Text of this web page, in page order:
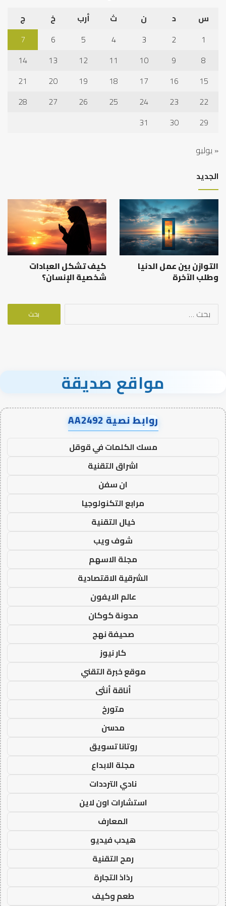
س
د ن ث أرب خ
ج
1
2
3
4
5
6
7
8
9
10
11
12
13
14
15
16
17
18
19
20
21
22
23
24
25
26
27
28
29
30
31
« يوليو
الجديد
التوازن بين عمل الدنيا
وطلب الآخرة
كيف تشكل العبادات
شخصية الإنسان؟
البحث
مواقع صديقة
روابط نصية AA2492
مسك الكلمات في قوقل
اشراق التقنية
ان سفن
مرابع التكنولوجيا
خيال التقنية
شوف ويب
مجلة الاسهم
الشرقية الاقتصادية
عالم الايفون
مدونة كوكان
صحيفة نهج
كار نيوز
موقع خبرة التقني
أناقة أنثى
متورخ
مدسن
روتانا تسويق
مجلة الابداع
نادي الترددات
استشارات اون لاين
المعارف
هيدب فيديو
رمح التقنية
رذاذ التجارة
طعم وكيف